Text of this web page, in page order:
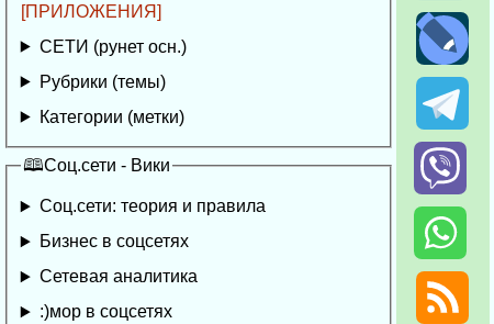
[ПРИЛОЖЕНИЯ]
СЕТИ (рунет осн.)
Рубрики (темы)
Категории (метки)
🕮Соц.сети - Вики
Соц.сети: теория и правила
Бизнес в соцсетях
Сетевая аналитика
:)мор в соцсетях